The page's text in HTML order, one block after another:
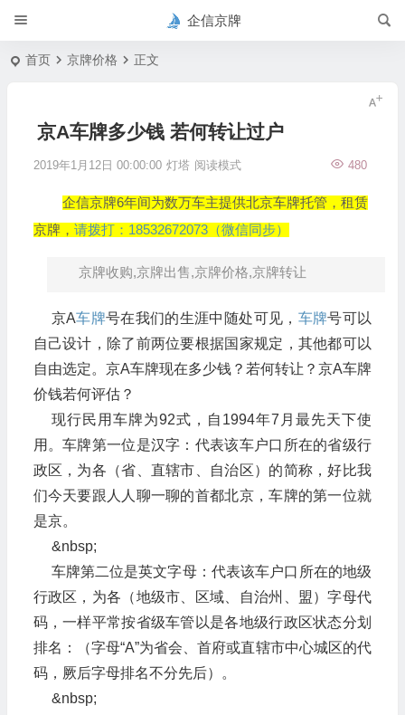
企信京牌
首页 京牌价格 正文
京A车牌多少钱 若何转让过户
2019年1月12日 00:00:00 灯塔 480
阅读模式
企信京牌6年间为数万车主提供北京车牌托管，租赁
京牌， 请拨打：18532672073（微信同步）
京牌收购,京牌出售,京牌价格,京牌转让
京A车牌号在我们的生涯中随处可见， 车牌号可以
自己设计，除了前两位要根据国家规定，其他都可以
自由选定。京A车牌现在多少钱？若何转让？京A车牌
价钱若何评估？
现行民用车牌为92式，自1994年7月最先天下使
用。车牌第一位是汉字：代表该车户口所在的省级行
政区，为各（省、直辖市、自治区）的简称，好比我
们今天要跟人人聊一聊的首都北京，车牌的第一位就
是京。
&nbsp;
车牌第二位是英文字母：代表该车户口所在的地级
行政区，为各（地级市、区域、自治州、盟）字母代
码，一样平常按省级车管以是各地级行政区状态分划
排名：（字母“A”为省会、首府或直辖市中心城区的代
码，厥后字母排名不分先后）。
&nbsp;